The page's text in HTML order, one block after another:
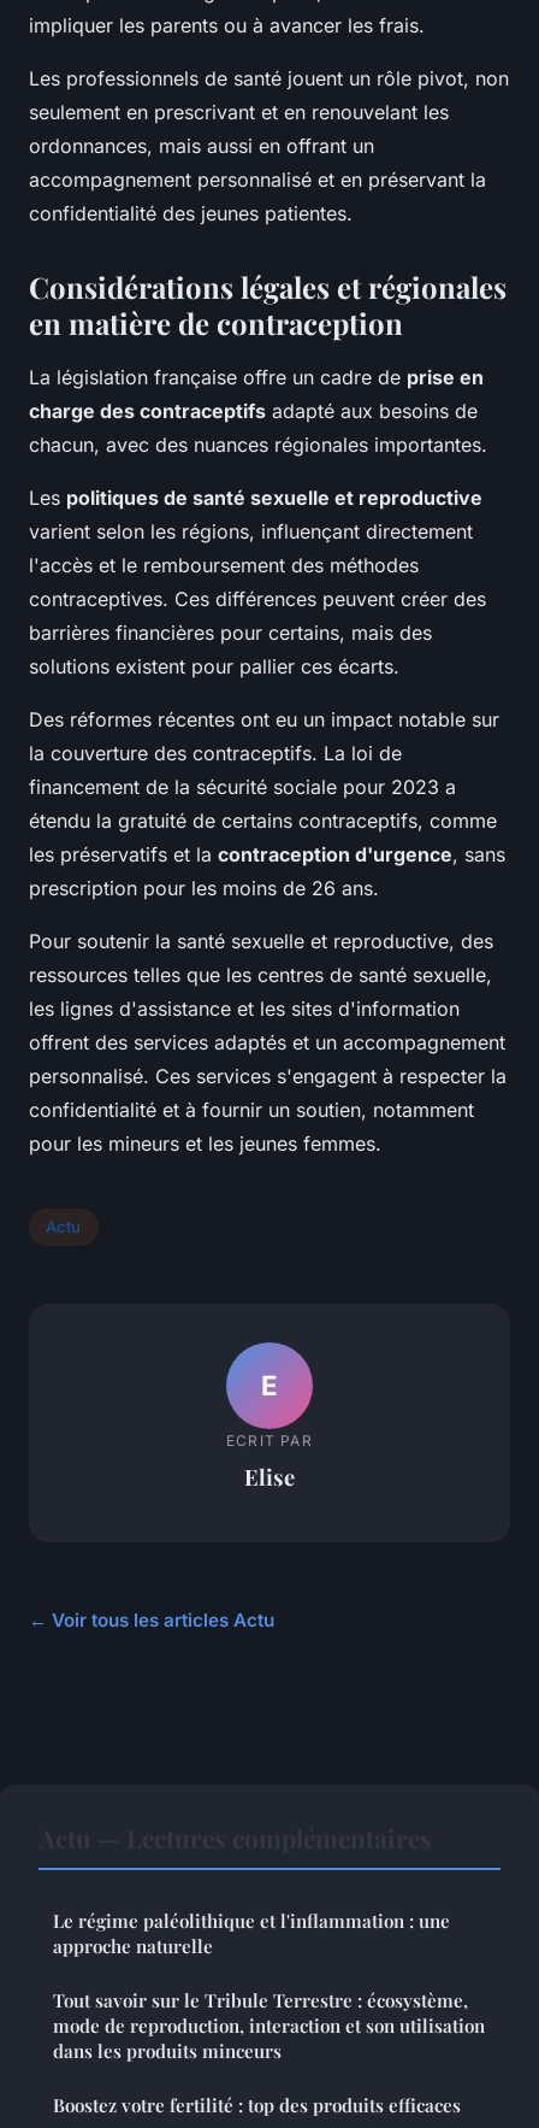
impliquer les parents ou à avancer les frais.
Les professionnels de santé jouent un rôle pivot, non
seulement en prescrivant et en renouvelant les
ordonnances, mais aussi en offrant un
accompagnement personnalisé et en préservant la
confidentialité des jeunes patientes.
Considérations légales et régionales
en matière de contraception
La législation française offre un cadre de prise en
charge des contraceptifs adapté aux besoins de
chacun, avec des nuances régionales importantes.
Les politiques de santé sexuelle et reproductive
varient selon les régions, influençant directement
l'accès et le remboursement des méthodes
contraceptives. Ces différences peuvent créer des
barrières financières pour certains, mais des
solutions existent pour pallier ces écarts.
Des réformes récentes ont eu un impact notable sur
la couverture des contraceptifs. La loi de
financement de la sécurité sociale pour 2023 a
étendu la gratuité de certains contraceptifs, comme
les préservatifs et la contraception d'urgence, sans
prescription pour les moins de 26 ans.
Pour soutenir la santé sexuelle et reproductive, des
ressources telles que les centres de santé sexuelle,
les lignes d'assistance et les sites d'information
offrent des services adaptés et un accompagnement
personnalisé. Ces services s'engagent à respecter la
confidentialité et à fournir un soutien, notamment
pour les mineurs et les jeunes femmes.
Actu
E
ECRIT PAR
Elise
← Voir tous les articles Actu
Le régime paléolithique et l'inflammation : une
approche naturelle
Tout savoir sur le Tribule Terrestre : écosystème,
mode de reproduction, interaction et son utilisation
dans les produits minceurs
Boostez votre fertilité : top des produits efficaces